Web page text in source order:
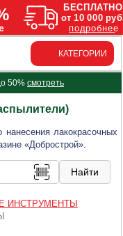
КАТЕГОРИИ
50% смотреть
нанесения лакокрасочных
«Добрострой».
ИНСТРУМЕНТЫ